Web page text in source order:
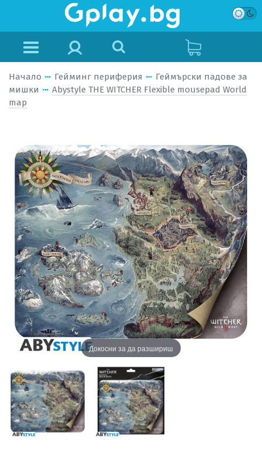
Начало Гейминг периферия
Геймърски падове за
мишки
Abystyle THE WITCHER Flexible mousepad World
map
Докосни за да разшириш